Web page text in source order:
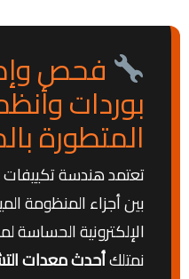
فحص
بوردات
المتطورة
تعتمد هندسة تكييفات
بين أجزاء المنظومة
الإلكترونية الحساسة
نمتلكأحدث معدات